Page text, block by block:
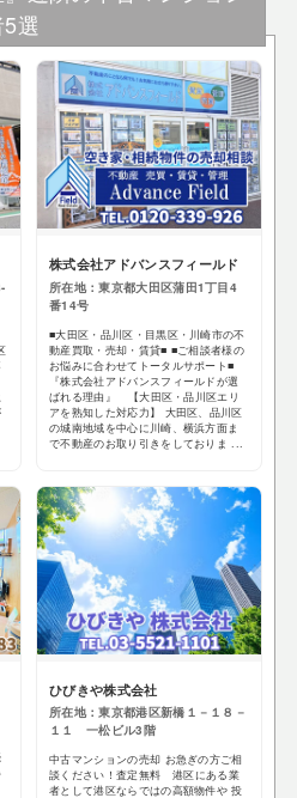
選
株式会社アドバンスフィールド
所在地：東京都大田区蒲田1丁目4
番14号
■大田区・品川区・目黒区・川崎市の不
動産買取・売却・賃貸■ ■ご相談者様の
お悩みに合わせてトータルサポート■
『株式会社アドバンスフィールドが選
ばれる理由』 【大田区・品川区エリ
アを熟知した対応力】 大田区、品川区
の城南地域を中心に川崎、横浜方面ま
で不動産のお取り引きをしておりま ...
ひびきや株式会社
所在地：東京都港区新橋１－１８－
１１ 一松ビル3階
中古マンションの売却 お急ぎの方ご相
談ください！査定無料 港区にある業
者として港区ならではの高額物件や 投